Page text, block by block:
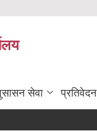
सेवा प्रतिवेदन